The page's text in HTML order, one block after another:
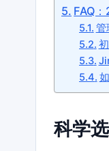
FAQ
管
科学